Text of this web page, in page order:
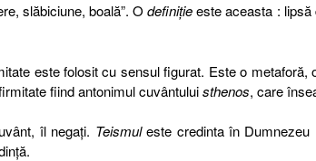
slăbiciune, boală”. Odefinițieeste aceasta : lipsă
este folosit cu sensul figurat. Este o metaforă,
fiind antonimul cuvântuluisthenos, care
îl negaţi. Teismuleste credinta în